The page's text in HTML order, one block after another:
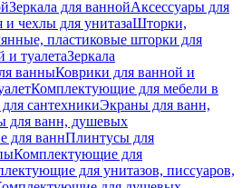
Зеркала для ваннойАксессуары для
и чехлы для унитазаШторки,
пластиковые шторки для
и туалетаЗеркала
ванныКоврики для ванной и
Комплектующие для мебели в
сантехникиЭкраны для ванн,
для ванн, душевых
для ваннПлинтусы для
Комплектующие для
для унитазов, писсуаров,